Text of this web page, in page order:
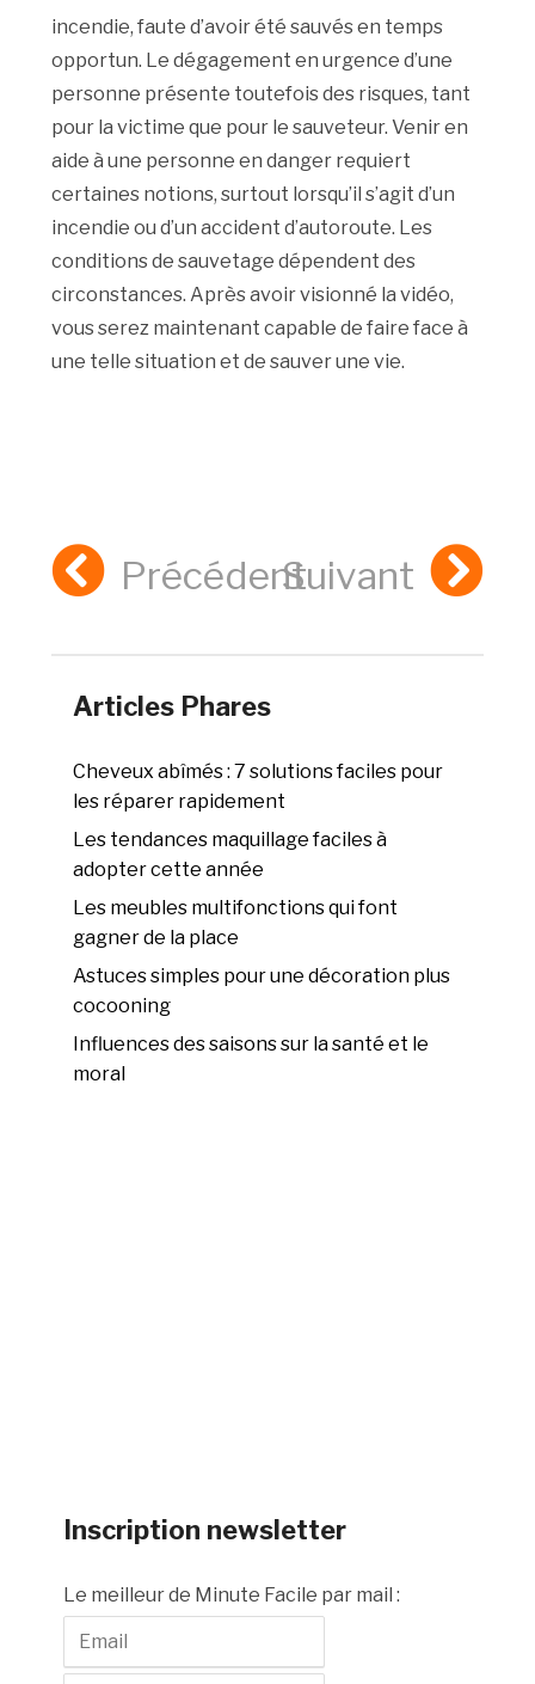
incendie, faute d’avoir été sauvés en temps
opportun. Le dégagement en urgence d’une
personne présente toutefois des risques, tant
pour la victime que pour le sauveteur. Venir en
aide à une personne en danger requiert
certaines notions, surtout lorsqu’il s’agit d’un
incendie ou d’un accident d’autoroute. Les
conditions de sauvetage dépendent des
circonstances. Après avoir visionné la vidéo,
vous serez maintenant capable de faire face à
une telle situation et de sauver une vie.
PrécédentSuivant
Articles Phares
Cheveux abîmés : 7 solutions faciles pour
les réparer rapidement
Les tendances maquillage faciles à
adopter cette année
Les meubles multifonctions qui font
gagner de la place
Astuces simples pour une décoration plus
cocooning
Influences des saisons sur la santé et le
moral
Inscription newsletter
Le meilleur de Minute Facile par mail :